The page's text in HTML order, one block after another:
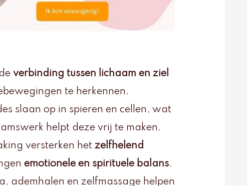
verbinding tussen lichaam en ziel
te herkennen.
slaan op in spieren en cellen, wat
helpt deze vrij te maken.
versterken het zelfhelend
emotionele en spirituele balans.
ademhalen en zelfmassage helpen